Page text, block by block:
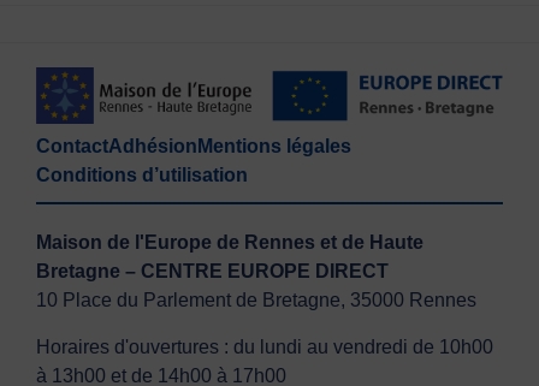
ContactAdhésion Mentions légales
Conditions d’utilisation
Maison de l'Europe de Rennes et de Haute
Bretagne – CENTRE EUROPE DIRECT
10 Place du Parlement de Bretagne, 35000 Rennes
Horaires d'ouvertures : du lundi au vendredi de 10h00
à 13h00 et de 14h00 à 17h00